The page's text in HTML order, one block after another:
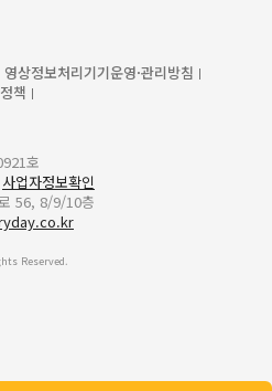
상정보처리기기운영·관리방침
책
호
사업자정보확인
56, 8/9/10층
Reserved.